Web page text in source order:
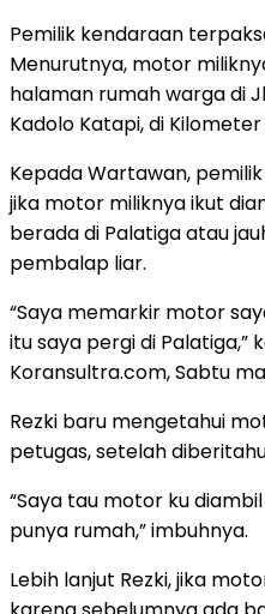
Pemilik kendaraan
Menurutnya, motor
halaman rumah warga di
Kadolo Katapi, di Kilometer
Kepada Wartawan,
jika motor miliknya ikut
berada di Palatiga atau
pembalap liar.
“Saya memarkir motor
itu saya pergi di Palatiga,”
Koransultra.com, Sabtu
Rezki baru mengetahui
petugas, setelah
“Saya tau motor ku
punya rumah,” imbuhnya.
Lebih lanjut Rezki, jika